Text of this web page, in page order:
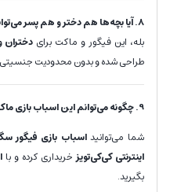
8. آیا بچه‌ها هم دختر و هم پسر می‌توانند با این اسباب بازی بازی کنند؟
بله، این فیگور و ماکت برای دختران
طراحی شده و بدون محدودیت
9. چگونه می‌توانم این اسباب بازی ماکت و فیگور را تهیه کنم؟
شما می‌توانیداسباب بازی فیگور
اینترنتی کی‌کی‌تویزخریداری کرده و با
بگیرید.